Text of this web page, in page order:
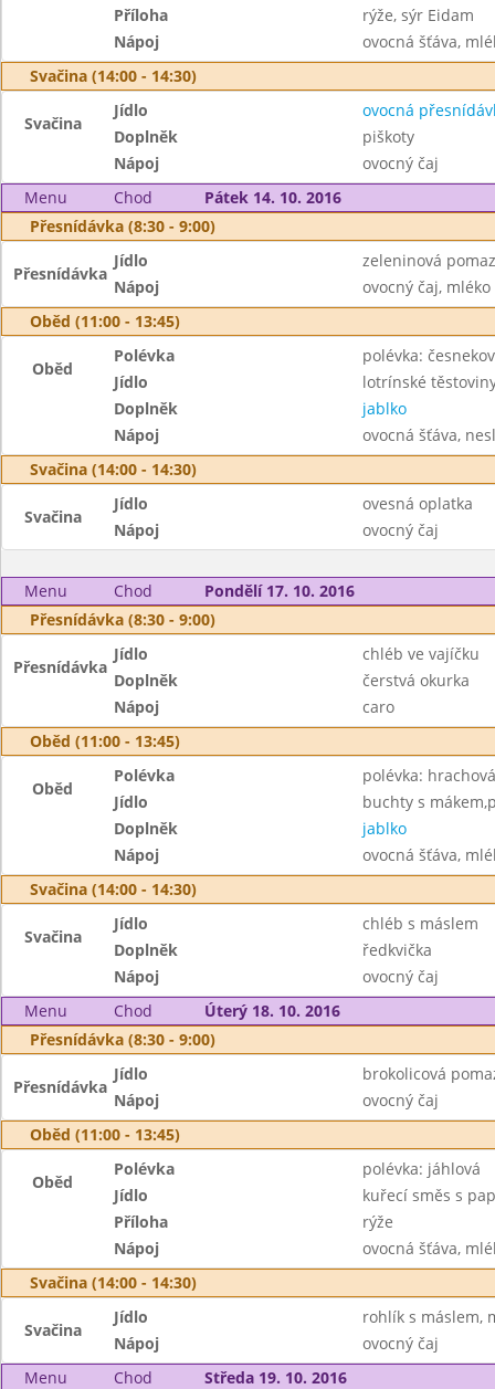
Příloha
rýže, sýr Eidam
Nápoj
ovocná šťáva,
Svačina (14:00 - 14:30)
Svačina
Jídlo
ovocná
Doplněk
piškoty
Nápoj
ovocný čaj
Menu
Chod
Pátek 14. 10. 2016
Přesnídávka (8:30 - 9:00)
Přesnídávka
Jídlo
zeleninová
Nápoj
ovocný čaj, mléko
Oběd (11:00 - 13:45)
Oběd
Polévka
polévka:
Jídlo
lotrínské
Doplněk
jablko
Nápoj
ovocná šťáva,
Svačina (14:00 - 14:30)
Svačina
Jídlo
ovesná oplatka
Nápoj
ovocný čaj
Menu Chod
Pondělí 17. 10. 2016
Přesnídávka (8:30 - 9:00)
Přesnídávka
Jídlo
chléb ve vajíčku
Doplněk
čerstvá okurka
Nápoj
caro
Oběd (11:00 - 13:45)
Oběd
Polévka
polévka: hrachová
Jídlo
buchty s
Doplněk
jablko
Nápoj
ovocná šťáva,
Svačina (14:00 - 14:30)
Svačina
Jídlo
chléb s máslem
Doplněk
ředkvička
Nápoj
ovocný čaj
Menu
Chod
Úterý 18. 10. 2016
Přesnídávka (8:30 - 9:00)
Přesnídávka
Jídlo
brokolicová
Nápoj
ovocný čaj
Oběd (11:00 - 13:45)
Oběd
Polévka
polévka: jáhlová
Jídlo
kuřecí směs s
Příloha
rýže
Nápoj
ovocná šťáva,
Svačina (14:00 - 14:30)
Svačina
Jídlo
rohlík s máslem,
Nápoj
ovocný čaj
Menu
Chod
Středa 19. 10. 2016